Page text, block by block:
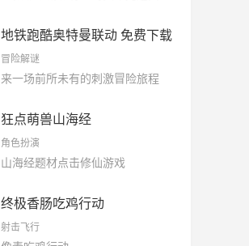
地铁跑酷奥特曼联动 免费下载
冒险解谜
来一场前所未有的刺激冒险旅程
狂点萌兽山海经
角色扮演
山海经题材点击修仙游戏
终极香肠吃鸡行动
射击飞行